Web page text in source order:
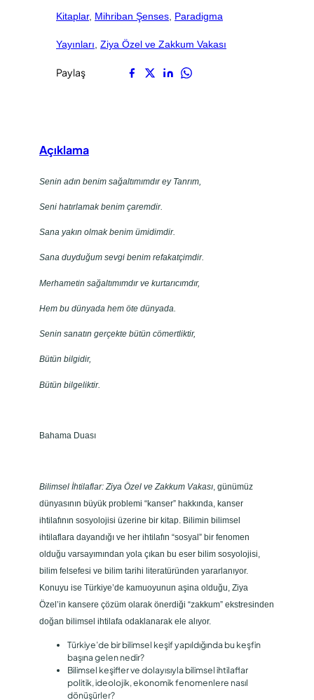
Kitaplar, Mihriban Şenses, Paradigma
Yayınları, Ziya Özel ve Zakkum Vakası
Paylaş
Açıklama
Senin adın benim sağaltımımdır ey Tanrım,
Seni hatırlamak benim çaremdir.
Sana yakın olmak benim ümidimdir.
Sana duyduğum sevgi benim refakatçimdir.
Merhametin sağaltımımdır ve kurtarıcımdır,
Hem bu dünyada hem öte dünyada.
Senin sanatın gerçekte bütün cömertliktir,
Bütün bilgidir,
Bütün bilgeliktir.
Bahama Duası
Bilimsel İhtilaflar: Ziya Özel ve Zakkum Vakası , günümüz
dünyasının büyük problemi “kanser” hakkında, kanser
ihtilafının sosyolojisi üzerine bir kitap. Bilimin bilimsel
ihtilaflara dayandığı ve her ihtilafın “sosyal” bir fenomen
olduğu varsayımından yola çıkan bu eser bilim sosyolojisi,
bilim felsefesi ve bilim tarihi literatüründen yararlanıyor.
Konuyu ise Türkiye’de kamuoyunun aşina olduğu, Ziya
Özel’in kansere çözüm olarak önerdiği “zakkum” ekstresinden
doğan bilimsel ihtilafa odaklanarak ele alıyor.
Türkiye’de bir bilimsel keşif yapıldığında bu keşfin
başına gelen nedir?
Bilimsel keşifler ve dolayısıyla bilimsel ihtilaflar
politik, ideolojik, ekonomik fenomenlere nasıl
dönüşürler?